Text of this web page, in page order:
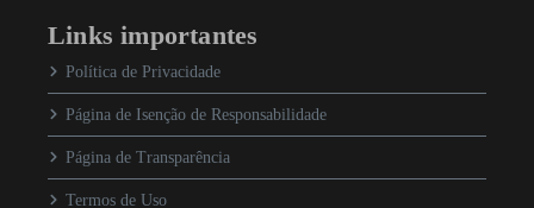
Links importantes
Política de Privacidade
Página de Isenção de Responsabilidade
Página de Transparência
Termos de Uso